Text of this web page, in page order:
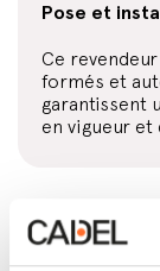
Pose et
Ce
formés et
garantissent
en vigueur et
Conception